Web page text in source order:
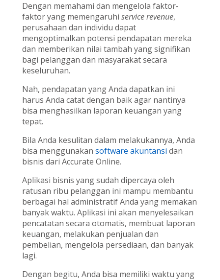
Dengan memahami dan mengelola faktor-
faktor yang memengaruhi service revenue,
perusahaan dan individu dapat
mengoptimalkan potensi pendapatan mereka
dan memberikan nilai tambah yang signifikan
bagi pelanggan dan masyarakat secara
keseluruhan.
Nah, pendapatan yang Anda dapatkan ini
harus Anda catat dengan baik agar nantinya
bisa menghasilkan laporan keuangan yang
tepat.
Bila Anda kesulitan dalam melakukannya, Anda
bisa menggunakan software akuntansi dan
bisnis dari Accurate Online.
Aplikasi bisnis yang sudah dipercaya oleh
ratusan ribu pelanggan ini mampu membantu
berbagai hal administratif Anda yang memakan
banyak waktu. Aplikasi ini akan menyelesaikan
pencatatan secara otomatis, membuat laporan
keuangan, melakukan penjualan dan
pembelian, mengelola persediaan, dan banyak
lagi.
Dengan begitu, Anda bisa memiliki waktu yang